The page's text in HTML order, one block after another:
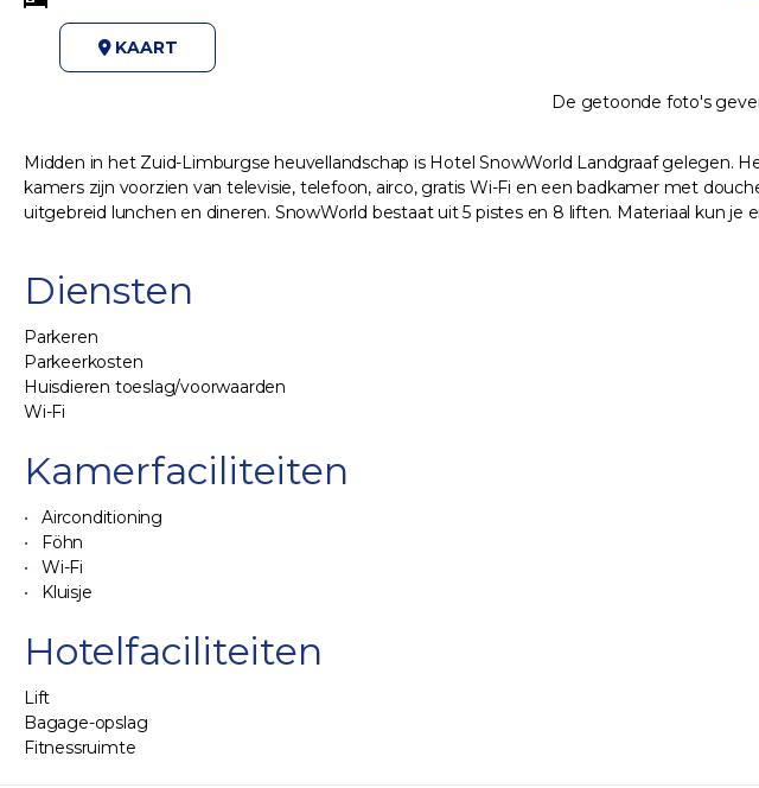
KAART
De getoonde foto's
Midden in het Zuid-Limburgse heuvellandschap is Hotel SnowWorld Landgraaf gelegen.
kamers zijn voorzien van televisie, telefoon, airco, gratis Wi-Fi en een badkamer met
uitgebreid lunchen en dineren. SnowWorld bestaat uit 5 pistes en 8 liften. Materiaal kun
Diensten
Parkeren
Parkeerkosten
Huisdieren toeslag/voorwaarden
Wi-Fi
Kamerfaciliteiten
Airconditioning
Föhn
Wi-Fi
Kluisje
Hotelfaciliteiten
Lift
Bagage-opslag
Fitnessruimte